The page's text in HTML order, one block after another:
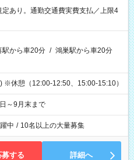
あり。通勤交通費実費支払／上限4
駅から車20分 / 鴻巣駅から車20分
※休憩（12:00-12:50、15:00-15:10）
～9月末まで
中 / 10名以上の大量募集
募する 詳細へ